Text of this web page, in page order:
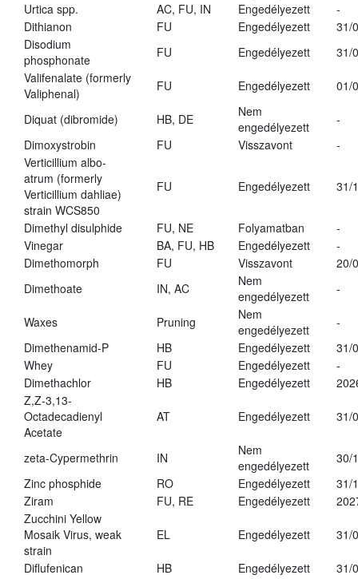
Urtica spp.
AC, FU, IN Engedélyezett
-
Dithianon
FU Engedélyezett
31/
Disodium
phosphonate
FU Engedélyezett
31/
Valifenalate (formerly
Valiphenal)
FU Engedélyezett 01/
Diquat (dibromide) HB, DE
Nem
engedélyezett
-
Dimoxystrobin
FU Visszavont
-
Verticillium albo-
atrum (formerly
Verticillium dahliae)
strain WCS850
FU Engedélyezett 31/
Dimethyl disulphide FU, NE Folyamatban
-
Vinegar
BA, FU, HB Engedélyezett
-
Dimethomorph
FU Visszavont
20/
Dimethoate
IN, AC
Nem
engedélyezett
-
Waxes Pruning
Nem
engedélyezett
-
Dimethenamid-P
HB Engedélyezett
31/
Whey
FU Engedélyezett
-
Dimethachlor
HB Engedélyezett
Z,Z-3,13-
Octadecadienyl
Acetate
AT Engedélyezett 31/
zeta-Cypermethrin IN
Nem
engedélyezett
30/
Zinc phosphide
RO Engedélyezett
31/
Ziram
FU, RE Engedélyezett
Zucchini Yellow
Mosaik Virus, weak
strain
EL Engedélyezett 31/
Diflufenican HB Engedélyezett
31/